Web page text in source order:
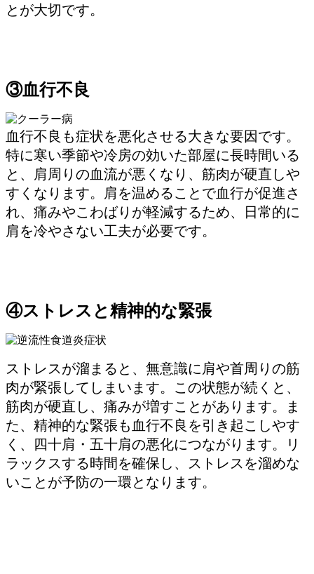
とが大切です。
③血行不良
血行不良も症状を悪化させる大きな要因です。
特に寒い季節や冷房の効いた部屋に長時間いる
と、肩周りの血流が悪くなり、筋肉が硬直しや
すくなります。肩を温めることで血行が促進さ
れ、痛みやこわばりが軽減するため、日常的に
肩を冷やさない工夫が必要です。
④ストレスと精神的な緊張
ストレスが溜まると、無意識に肩や首周りの筋
肉が緊張してしまいます。この状態が続くと、
筋肉が硬直し、痛みが増すことがあります。ま
た、精神的な緊張も血行不良を引き起こしやす
く、四十肩・五十肩の悪化につながります。リ
ラックスする時間を確保し、ストレスを溜めな
いことが予防の一環となります。